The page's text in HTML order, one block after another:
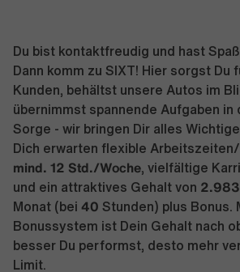
Du bist kontaktfreudig und hast
Dann komm zu SIXT! Hier sorgst Du
Kunden, behältst unsere Autos im
übernimmst spannende Aufgaben in
Sorge - wir bringen Dir alles
Dich erwarten flexible
mind. 12 Std./Woche , vielfältige
und ein attraktives Gehalt von
Monat (bei 40 Stunden) plus Bonus.
Bonussystem ist Dein Gehalt nach
besser Du performst, desto mehr
Limit.